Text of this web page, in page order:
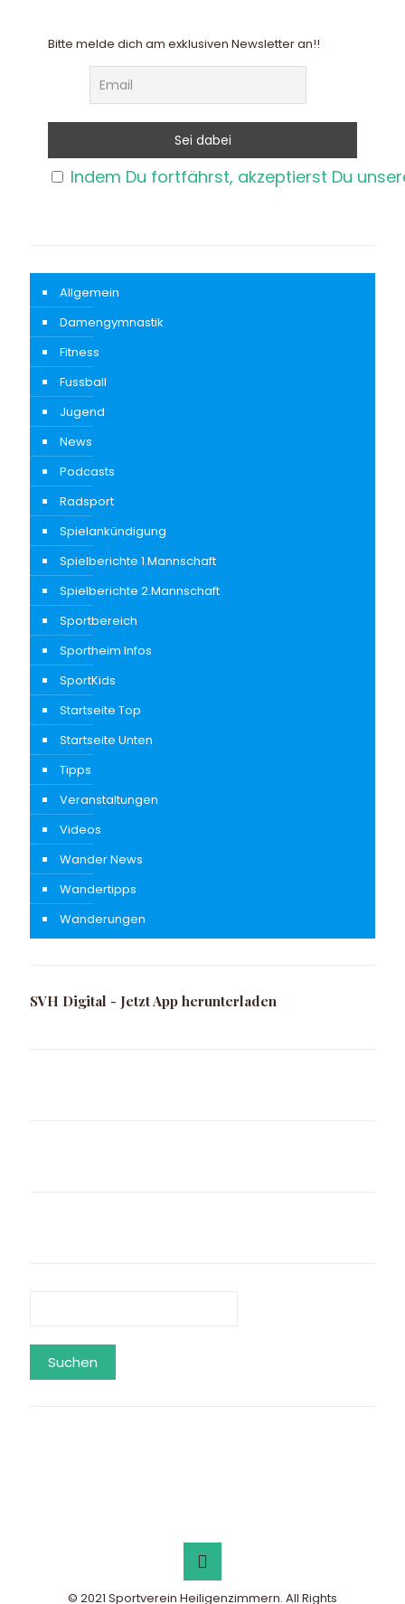
Bitte melde dich am exklusiven Newsletter an!!
Indem Du fortfährst, akzeptierst Du
Allgemein
Damengymnastik
Fitness
Fussball
Jugend
News
Podcasts
Radsport
Spielankündigung
Spielberichte 1.Mannschaft
Spielberichte 2.Mannschaft
Sportbereich
Sportheim Infos
SportKids
Startseite Top
Startseite Unten
Tipps
Veranstaltungen
Videos
Wander News
Wandertipps
Wanderungen
SVH Digital - Jetzt App herunterladen
Suchen
© 2021 Sportverein Heiligenzimmern. All Rights